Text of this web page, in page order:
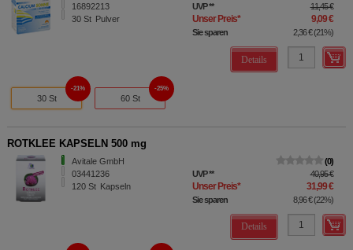
16892213
30 St Pulver
UVP** 11,45 €
Unser Preis* 9,09 €
Sie sparen 2,36 €(21%)
Details
30 St
21%
60 St
25%
ROTKLEE KAPSELN 500 mg
Avitale GmbH
03441236
120 St Kapseln
0
UVP** 40,95 €
Unser Preis* 31,99 €
Sie sparen 8,96 €(22%)
Details